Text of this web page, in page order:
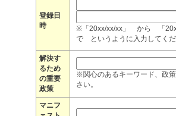
登録日
時
※「20xx/xx/xx」 から 「
で というように入力してくだ
解決す
るため
の重要
政策
※関心のあるキーワード、政
さい。
マニフ